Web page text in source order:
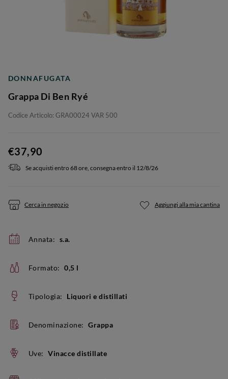
DONNAFUGATA
Grappa Di Ben Ryé
Codice Articolo: GRA00024 VAR 500
€37,90
Se acquisti entro 68 ore, consegna entro il 12/8/26
Cerca in negozio Aggiungi alla mia cantina
Annata: s.a.
Formato: 0,5 l
Tipologia: Liquori e distillati
Denominazione: Grappa
Uve: Vinacce distillate